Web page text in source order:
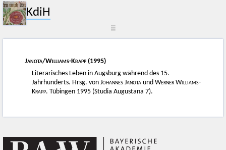
KdiH
☰
Janota/Williams-Krapp (1995)
Literarisches Leben in Augsburg während des 15.
Jahrhunderts. Hrsg. vonJohannes Janota undWerner Williams-
Krapp. Tübingen 1995 (Studia Augustana 7).